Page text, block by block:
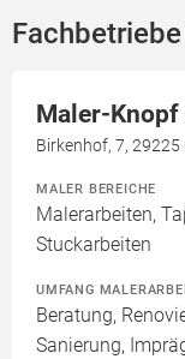
Maler-Knopf
Birkenhof, 7, 29225
MALER BEREICHE
Malerarbeiten,
Stuckarbeiten
UMFANG
Beratung,
Sanierung,